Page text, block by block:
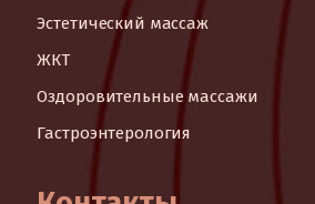
Эстетический массаж
ЖКТ
Оздоровительные массажи
Гастроэнтерология